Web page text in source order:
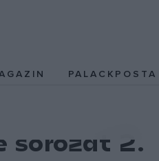
PALACKPOSTA
sorozat 2.